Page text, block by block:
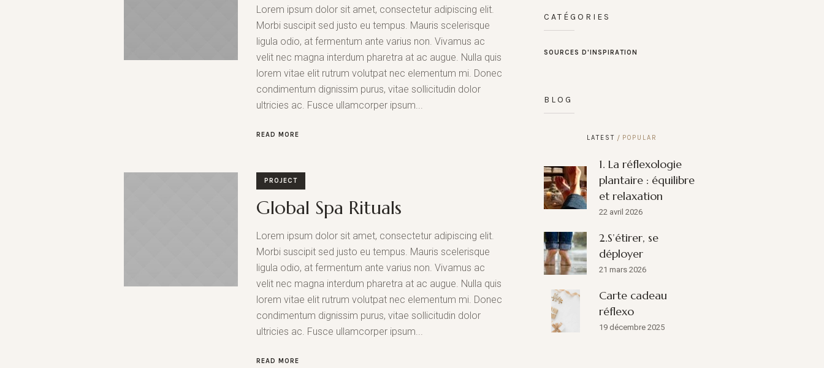
Lorem ipsum dolor sit amet, consectetur adipiscing elit.
Morbi suscipit sed justo eu tempus. Mauris scelerisque
ligula odio, at fermentum ante varius non. Vivamus ac
velit nec magna interdum pharetra at ac augue. Nulla quis
lorem vitae elit rutrum volutpat nec elementum mi. Donec
condimentum dignissim purus, vitae sollicitudin dolor
ultricies ac. Fusce ullamcorper ipsum...
READ MORE
PROJECT
Global Spa Rituals
Lorem ipsum dolor sit amet, consectetur adipiscing elit.
Morbi suscipit sed justo eu tempus. Mauris scelerisque
ligula odio, at fermentum ante varius non. Vivamus ac
velit nec magna interdum pharetra at ac augue. Nulla quis
lorem vitae elit rutrum volutpat nec elementum mi. Donec
condimentum dignissim purus, vitae sollicitudin dolor
ultricies ac. Fusce ullamcorper ipsum...
READ MORE
CATÉGORIES
SOURCES D'INSPIRATION
BLOG
LATEST POPULAR
1. La réflexologie
plantaire : équilibre
et relaxation
22 avril 2026
2.S’étirer, se
déployer
21 mars 2026
Carte cadeau
réflexo
19 décembre 2025